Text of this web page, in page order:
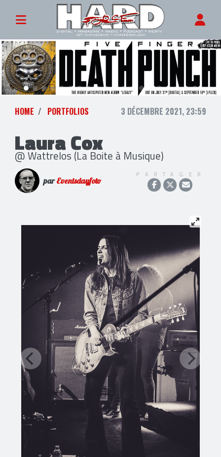
HOME PORTFOLIOS 3 DÉCEMBRE 2021, 23:59
Laura Cox
@ Wattrelos (La Boite à Musique)
parEventsdayfoto
PARTAGER